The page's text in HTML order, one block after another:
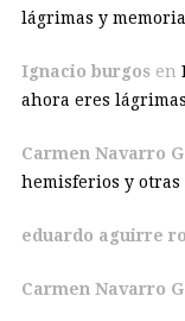
lágrimas y memoria
Ignacio burgos en
ahora eres
Carmen Navarro
hemisferios y otras
eduardo aguirre
Carmen Navarro